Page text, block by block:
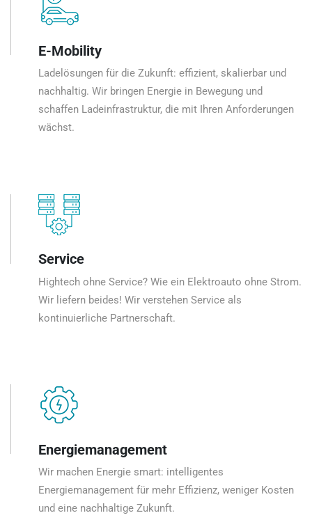
E-Mobility
Ladelösungen für die Zukunft: effizient, skalierbar und
nachhaltig. Wir bringen Energie in Bewegung und
schaffen Ladeinfrastruktur, die mit Ihren Anforderungen
wächst.
Service
Hightech ohne Service? Wie ein Elektroauto ohne Strom.
Wir liefern beides! Wir verstehen Service als
kontinuierliche Partnerschaft.
Energiemanagement
Wir machen Energie smart: intelligentes
Energiemanagement für mehr Effizienz, weniger Kosten
und eine nachhaltige Zukunft.